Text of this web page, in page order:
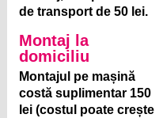
de transport de 50 lei.
Montaj la
domiciliu
Montajul pe mașină
costă suplimentar 150
lei (costul poate crește